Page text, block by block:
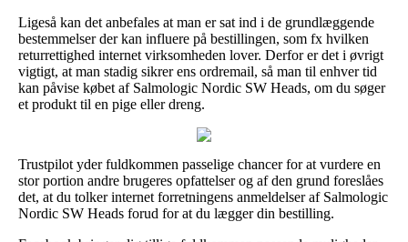
Ligeså kan det anbefales at man er sat ind i de grundlæggende
bestemmelser der kan influere på bestillingen, som fx hvilken
returrettighed internet virksomheden lover. Derfor er det i øvrigt
vigtigt, at man stadig sikrer ens ordremail, så man til enhver tid
kan påvise købet af Salmologic Nordic SW Heads, om du søger
et produkt til en pige eller dreng.
Trustpilot yder fuldkommen passelige chancer for at vurdere en
stor portion andre brugeres opfattelser og af den grund foreslåes
det, at du tolker internet forretningens anmeldelser af Salmologic
Nordic SW Heads forud for at du lægger din bestilling.